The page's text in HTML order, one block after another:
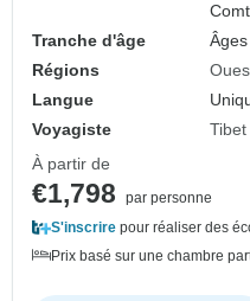
Tranche d'âge
Régions
Langue
Voyagiste
À partir de
€1,798
par personne
S'inscrire pour réaliser des
Prix basé sur une chambre